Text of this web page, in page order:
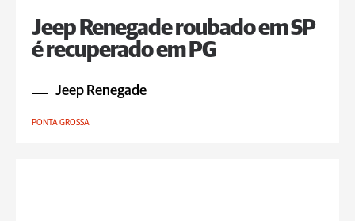
Jeep Renegade roubado em SP
é recuperado em PG
Jeep Renegade
PONTA GROSSA